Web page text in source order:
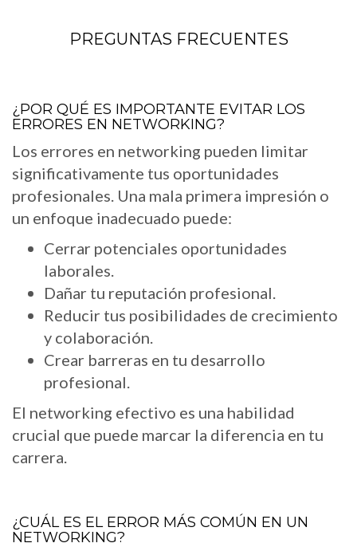
PREGUNTAS FRECUENTES
¿POR QUÉ ES IMPORTANTE EVITAR LOS
ERRORES EN NETWORKING?
Los errores en networking pueden limitar
significativamente tus oportunidades
profesionales. Una mala primera impresión o
un enfoque inadecuado puede:
Cerrar potenciales oportunidades
laborales.
Dañar tu reputación profesional.
Reducir tus posibilidades de crecimiento
y colaboración.
Crear barreras en tu desarrollo
profesional.
El networking efectivo es una habilidad
crucial que puede marcar la diferencia en tu
carrera.
¿CUÁL ES EL ERROR MÁS COMÚN EN UN
NETWORKING?